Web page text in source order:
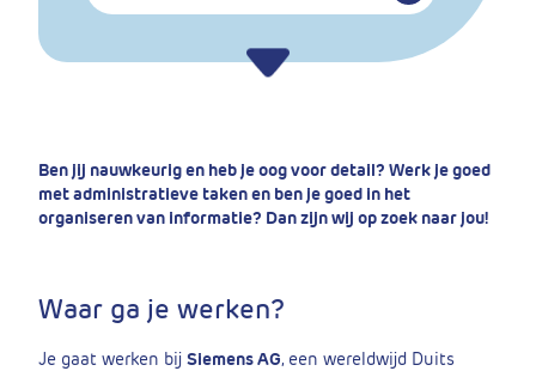
Ben jij nauwkeurig en heb je oog voor detail? Werk je goed
met administratieve taken en ben je goed in het
organiseren van informatie? Dan zijn wij op zoek naar jou!
Waar ga je werken?
Je gaat werken bij Siemens AG, een wereldwijd Duits